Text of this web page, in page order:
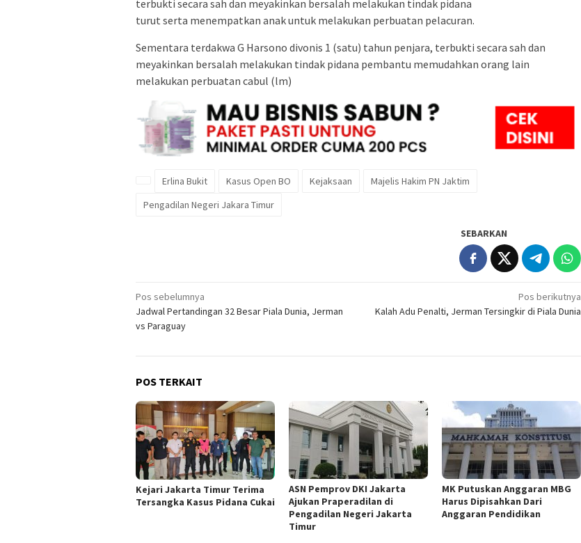
terbukti secara sah dan meyakinkan bersalah melakukan tindak pidana
turut serta menempatkan anak untuk melakukan perbuatan pelacuran.
Sementara terdakwa G Harsono divonis 1 (satu) tahun penjara, terbukti secara sah dan
meyakinkan bersalah melakukan tindak pidana pembantu memudahkan orang lain
melakukan perbuatan cabul (lm)
Erlina Bukit Kasus Open BO Kejaksaan
Majelis Hakim PN Jaktim
Pengadilan Negeri Jakara Timur
SEBARKAN
Navigasi
pos
Pos sebelumnya
Jadwal Pertandingan 32 Besar Piala Dunia, Jerman
vs Paraguay
Pos berikutnya
Kalah Adu Penalti, Jerman Tersingkir di Piala Dunia
POS TERKAIT
Kejari Jakarta Timur Terima
Tersangka Kasus Pidana Cukai
ASN Pemprov DKI Jakarta
Ajukan Praperadilan di
Pengadilan Negeri Jakarta
Timur
MK Putuskan Anggaran MBG
Harus Dipisahkan Dari
Anggaran Pendidikan